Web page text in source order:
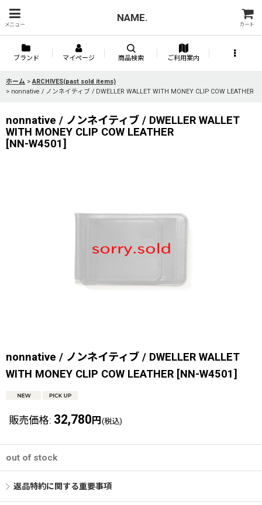
メニュー
NAME.
カート
ブランド マイページ 商品検索 ご利用案内
ホーム > ARCHIVES(past sold items)
> nonnative / ノンネイティブ / DWELLER WALLET WITH MONEY CLIP COW LEATHER
nonnative / ノンネイティブ / DWELLER WALLET
WITH MONEY CLIP COW LEATHER
[NN-W4501]
nonnative / ノンネイティブ / DWELLER WALLET
WITH MONEY CLIP COW LEATHER [NN-W4501]
販売価格: 32,780 円 (税込)
out of stock
返品特約に関する重要事項